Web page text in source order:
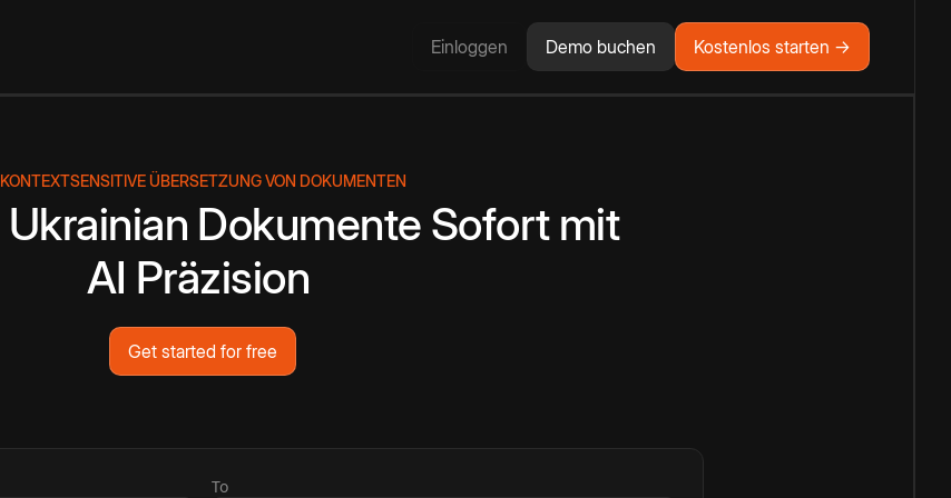
Einloggen Demo buchen Kostenlos starten →
KONTEXTSENSITIVE ÜBERSETZUNG VON DOKUMENTEN
Ukrainian Dokumente Sofort mit
AI Präzision
Get started for free
To